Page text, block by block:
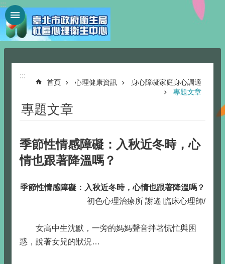
跳到主要內容區塊
:::
:::
首頁 心理健康資訊
身心障礙家庭身心調適
專題文章
專題文章
季節性情感障礙：入秋近冬時，心
情也跟著降溫嗎？
季節性情感障礙：入秋近冬時，心情也跟著降溫嗎？
初色心理治療所 謝遙 臨床心理師/
女高中生沈默，一旁的媽媽聲音拌著慌忙與困
惑，說著女兒的狀況…